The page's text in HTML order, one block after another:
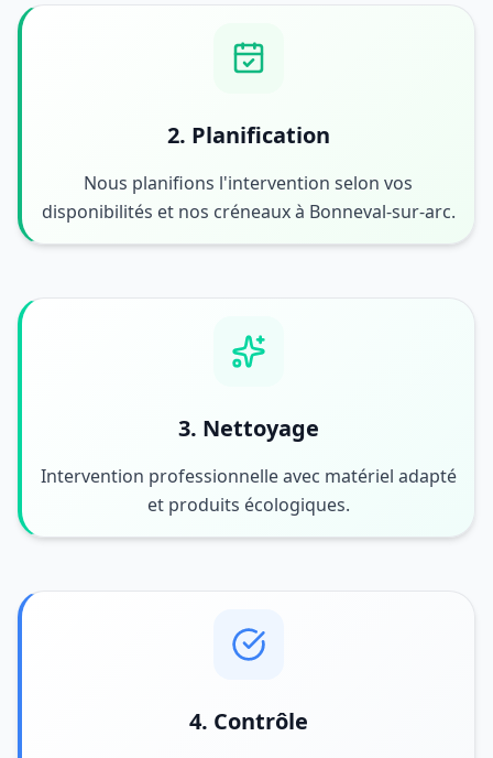
2. Planification
Nous planifions l'intervention selon vos
disponibilités et nos créneaux à Bonneval-sur-arc.
3. Nettoyage
Intervention professionnelle avec matériel adapté
et produits écologiques.
4. Contrôle